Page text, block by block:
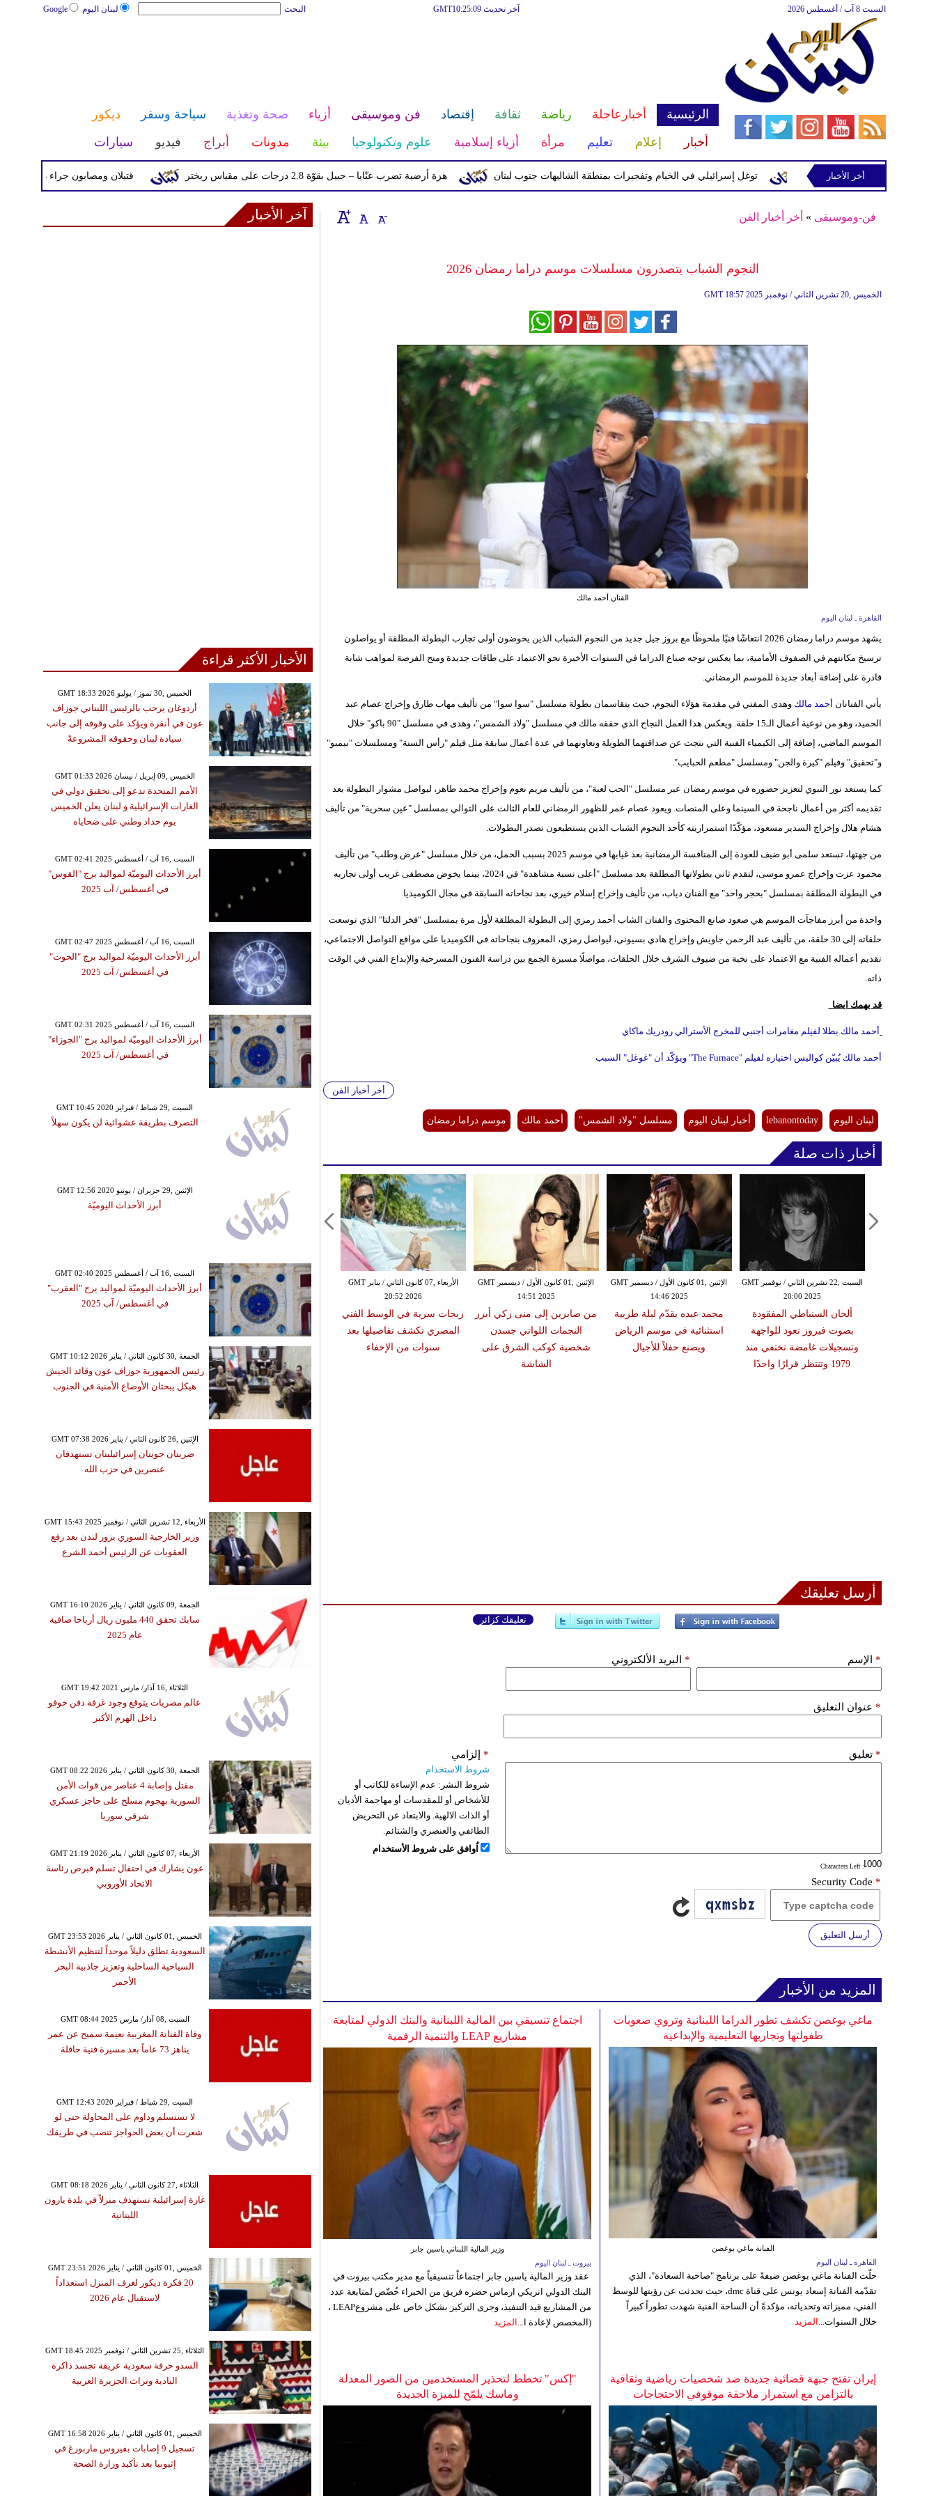
لبنان اليوم Google البحث آخر تحديث GMT10:25:09 السبت 8 آب / أغسطس 2026
الرئيسية أخبارعاجلة رياضة ثقافة إقتصاد فن وموسيقى أزياء صحة وتغذية سياحة وسفر
ديكور
أخبار
إعلام تعليم مرأة أزياء إسلامية علوم وتكنولوجيا بيئة مدونات أبراج فيديو سيارات
قتيلان ومصابون جراء 14 غارة إسرائيلية على شرق وجنوب لبنان هزة أرضية تضرب عنّايا – جبيل بقوّة 2.8 درجات على مقياس ريختر توغل إسرائيلي في الخيام وتفجيرات بمنطقة الشاليهات جنوب لبنان في رب ثلاثين
أخر الأخبار
فن-وموسيقى » أخر أخبار الفن
النجوم الشباب يتصدرون مسلسلات موسم دراما رمضان 2026
GMT 18:57 2025 الخميس ,20 تشرين الثاني / نوفمبر
الفنان أحمد مالك
القاهرة ـ لبنان اليوم
يشهد موسم دراما رمضان 2026 انتعاشًا فنيًا ملحوظًا مع بروز جيل جديد من النجوم الشباب الذين يخوضون أولى تجارب البطولة المطلقة أو يواصلون
ترسيخ مكانتهم في الصفوف الأمامية، بما يعكس توجه صناع الدراما في السنوات الأخيرة نحو الاعتماد على طاقات جديدة ومنح الفرصة لمواهب شابة
قادرة على إضافة أبعاد جديدة للموسم الرمضاني.
يأتي الفنانان أحمد مالك وهدى المفتي في مقدمة هؤلاء النجوم، حيث يتقاسمان بطولة مسلسل "سوا سوا" من تأليف مهاب طارق وإخراج عصام عبد
الحميد، وهو من نوعية أعمال الـ15 حلقة. ويعكس هذا العمل النجاح الذي حققه مالك في مسلسل "ولاد الشمس"، وهدى في مسلسل "90 باكو" خلال
الموسم الماضي، إضافة إلى الكيمياء الفنية التي نتجت عن صداقتهما الطويلة وتعاونهما في عدة أعمال سابقة مثل فيلم "رأس السنة" ومسلسلات "بيمبو"
و"تحقيق" وفيلم "كيرة والجن" ومسلسل "مطعم الحبايب".
كما يستعد نور النبوي لتعزيز حضوره في موسم رمضان عبر مسلسل "الحب لعبة"، من تأليف مريم نعوم وإخراج محمد طاهر، ليواصل مشوار البطولة بعد
تقديمه أكثر من أعمال ناجحة في السينما وعلى المنصات. ويعود عصام عمر للظهور الرمضاني للعام الثالث على التوالي بمسلسل "عين سحرية" من تأليف
هشام هلال وإخراج السدير مسعود، مؤكّدًا استمراريته كأحد النجوم الشباب الذين يستطيعون تصدر البطولات.
من جهتها، تستعد سلمى أبو ضيف للعودة إلى المنافسة الرمضانية بعد غيابها في موسم 2025 بسبب الحمل، من خلال مسلسل "عرض وطلب" من تأليف
محمود عزت وإخراج عمرو موسى، لتقدم ثاني بطولاتها المطلقة بعد مسلسل "أعلى نسبة مشاهدة" في 2024، بينما يخوض مصطفى غريب أولى تجاربه
في البطولة المطلقة بمسلسل "بحجر واحد" مع الفنان دياب، من تأليف وإخراج إسلام خيري، بعد نجاحاته السابقة في مجال الكوميديا.
واحدة من أبرز مفاجآت الموسم هي صعود صانع المحتوى والفنان الشاب أحمد رمزي إلى البطولة المطلقة لأول مرة بمسلسل "فخر الدلتا" الذي توسعت
حلقاته إلى 30 حلقة، من تأليف عبد الرحمن جاويش وإخراج هادي بسيوني، ليواصل رمزي، المعروف بنجاحاته في الكوميديا على مواقع التواصل الاجتماعي،
تقديم أعماله الفنية مع الاعتماد على نخبة من ضيوف الشرف خلال الحلقات، مواصلًا مسيرة الجمع بين دراسة الفنون المسرحية والإبداع الفني في الوقت
ذاته.
قد يهمك ايضا
أحمد مالك بطلا لفيلم مغامرات أجنبي للمخرج الأسترالي رودريك ماكاي
أحمد مالك يُبيّن كواليس اختياره لفيلم "The Furnace" ويؤكّد أن "غوغل" السبب
أخر أخبار الفن
لبنان اليوم lebanontoday أخبار لبنان اليوم مسلسل "ولاد الشمس" أحمد مالك موسم دراما رمضان
أخبار ذات صلة
الأربعاء ,07 كانون الثاني / يناير GMT
20:52 2026
زيجات سرية في الوسط الفني
المصري تكشف تفاصيلها بعد
سنوات من الإخفاء
الإثنين ,01 كانون الأول / ديسمبر GMT
14:51 2025
من صابرين إلى منى زكي أبرز
النجمات اللواتي جسدن
شخصية كوكب الشرق على
الشاشة
الإثنين ,01 كانون الأول / ديسمبر GMT
14:46 2025
محمد عبده يقدّم ليلة طربية
استثنائية في موسم الرياض
ويصنع حفلاً للأجيال
السبت ,22 تشرين الثاني / نوفمبر GMT
20:00 2025
ألحان السنباطي المفقودة
بصوت فيروز تعود للواجهة
وتسجيلات غامضة تختفي منذ
1979 وتنتظر قرارًا واحدًا
أرسل تعليقك
تعليقك كزائر
الإسم * البريد الألكتروني *
عنوان التعليق *
تعليق *
: Characters Left
إلزامي *
شروط الاستخدام
شروط النشر: عدم الإساءة للكاتب أو
للأشخاص أو للمقدسات أو مهاجمة الأديان
أو الذات الالهية. والابتعاد عن التحريض
الطائفي والعنصري والشتائم.
اُوافق على شروط الأستخدام
Security Code *
أرسل التعليق
المزيد من الأخبار
اجتماع تنسيقي بين المالية اللبنانية والبنك الدولي لمتابعة
مشاريع LEAP والتنمية الرقمية
وزير المالية اللبناني ياسين جابر
بيروت ـ لبنان اليوم
عقد وزير المالية ياسين جابر اجتماعاً تنسيقياً مع مدير مكتب بيروت في
البنك الدولي انريكي ارماس حضره فريق من الخبراء خُصِّص لمتابعة عدد
من المشاريع قيد التنفيذ، وجرى التركيز بشكل خاص على مشروعLEAP ،
(المخصص لإعادة ا... المزيد
ماغي بوغصن تكشف تطور الدراما اللبنانية وتروي صعوبات
طفولتها وتجاربها التعليمية والإبداعية
الفنانة ماغي بوغصن
القاهرة ـ لبنان اليوم
حلّت الفنانة ماغي بوغصن ضيفةً على برنامج "صاحبة السعادة"، الذي
تقدّمه الفنانة إسعاد يونس على قناة dmc، حيث تحدثت عن رؤيتها للوسط
الفني، مميزاته وتحدياته، مؤكدةً أن الساحة الفنية شهدت تطوراً كبيراً
خلال السنوات... المزيد
"إكس" تخطط لتحذير المستخدمين من الصور المعدلة
وماسك يلمّح للميزة الجديدة
إيران تفتح جبهة قضائية جديدة ضد شخصيات رياضية وثقافية
بالتزامن مع استمرار ملاحقة موقوفي الاحتجاجات
آخر الأخبار
الأخبار الأكثر قراءة
GMT 18:33 2026 الخميس ,30 تموز / يوليو
أردوغان يرحب بالرئيس اللبناني جوزاف
عون في أنقرة ويؤكد على وقوفه إلى جانب
سيادة لبنان وحقوقه المشروعةً
GMT 01:33 2026 الخميس ,09 إبريل / نيسان
الأمم المتحدة تدعو إلى تحقيق دولي في
الغارات الإسرائيلية و لبنان يعلن الخميس
يوم حداد وطني على ضحاياه
GMT 02:41 2025 السبت ,16 آب / أغسطس
أبرز الأحداث اليوميّة لمواليد برج "القوس"
في أغسطس/ آب 2025
GMT 02:47 2025 السبت ,16 آب / أغسطس
أبرز الأحداث اليوميّة لمواليد برج "الحوت"
في أغسطس/ آب 2025
GMT 02:31 2025 السبت ,16 آب / أغسطس
أبرز الأحداث اليوميّة لمواليد برج "الجوزاء"
في أغسطس/ آب 2025
GMT 10:45 2020 السبت ,29 شباط / فبراير
التصرف بطريقة عشوائية لن يكون سهلاً
GMT 12:56 2020 الإثنين ,29 حزيران / يونيو
أبرز الأحداث اليوميّة
GMT 02:40 2025 السبت ,16 آب / أغسطس
أبرز الأحداث اليوميّة لمواليد برج "العقرب"
في أغسطس/ آب 2025
GMT 10:12 2026 الجمعة ,30 كانون الثاني / يناير
رئيس الجمهورية جوزاف عون وقائد الجيش
هيكل يبحثان الأوضاع الأمنية في الجنوب
GMT 07:38 2026 الإثنين ,26 كانون الثاني / يناير
ضربتان جويتان إسرائيليتان تستهدفان
عنصرين في حزب الله
GMT 15:43 2025 الأربعاء ,12 تشرين الثاني / نوفمبر
وزير الخارجية السوري يزور لندن بعد رفع
العقوبات عن الرئيس أحمد الشرع
GMT 16:10 2026 الجمعة ,09 كانون الثاني / يناير
سابك تحقق 440 مليون ريال أرباحا صافية
عام 2025
GMT 19:42 2021 الثلاثاء ,16 آذار/ مارس
عالم مصريات يتوقع وجود غرفة دفن خوفو
داخل الهرم الأكبر
GMT 08:22 2026 الجمعة ,30 كانون الثاني / يناير
مقتل وإصابة 4 عناصر من قوات الأمن
السورية بهجوم مسلح على حاجز عسكري
شرقي سوريا
GMT 21:19 2026 الأربعاء ,07 كانون الثاني / يناير
عون يشارك في احتفال تسلم قبرص رئاسة
الاتحاد الأوروبي
GMT 23:53 2026 الخميس ,01 كانون الثاني / يناير
السعودية تطلق دليلاً موحداً لتنظيم الأنشطة
السياحية الساحلية وتعزيز جاذبية البحر
الأحمر
GMT 08:44 2025 السبت ,08 آذار/ مارس
وفاة الفنانة المغربية نعيمة سميح عن عمر
يناهز 73 عاماً بعد مسيرة فنية حافلة
GMT 12:43 2020 السبت ,29 شباط / فبراير
لا تستسلم وداوم على المحاولة حتى لو
شعرت أن بعض الحواجز تنصب في طريقك
GMT 08:18 2026 الثلاثاء ,27 كانون الثاني / يناير
غارة إسرائيلية تستهدف منزلاً في بلدة يارون
اللبنانية
GMT 23:51 2026 الخميس ,01 كانون الثاني / يناير
20 فكرة ديكور لغرف المنزل استعداداً
لاستقبال عام 2026
GMT 18:45 2025 الثلاثاء ,25 تشرين الثاني / نوفمبر
السدو حرفة سعودية عريقة تجسد ذاكرة
البادية وتراث الجزيرة العربية
GMT 16:58 2026 الخميس ,01 كانون الثاني / يناير
تسجيل 9 إصابات بفيروس ماربورغ في
إثيوبيا بعد تأكيد وزارة الصحة